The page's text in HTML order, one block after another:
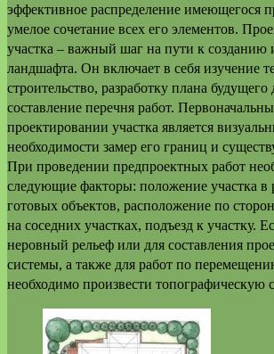
эффективное распределение имеющегося
умелое сочетание всех его элементов.
участка – важный шаг на пути к созданию
ландшафта. Он включает в себя изучение
строительство, разработку плана будущего
составление перечня работ.
проектировании участка является
необходимости замер его границ и
При проведении предпроектных работ
следующие факторы: положение участка в
готовых объектов, расположение по
на соседних участках, подъезд к участку.
неровный рельеф или для составления
системы, а также для работ по
необходимо произвести топографическую